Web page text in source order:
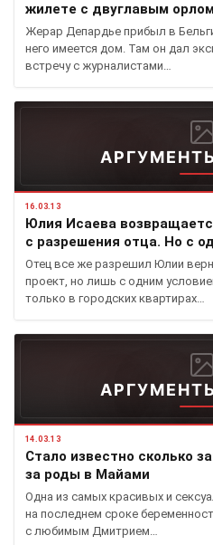
жилете с двуглавым
Жерар Депардье прибыл в
него имеется дом. Там он дал
встречу с журналистами…
16.03.13
Юлия Исаева
с разрешения отца. Но с
Отец все же разрешил Юлии
проект, но лишь с одним
только в городских квартирах…
14.03.13
Стало известно сколько
за роды в Майами
Одна из самых красивых и
на последнем сроке
с любимым Дмитрием…